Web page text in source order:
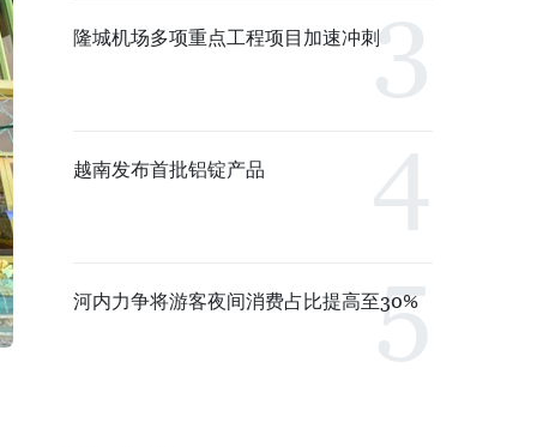
隆城机场多项重点工程项目加速冲刺
越南发布首批铝锭产品
河内力争将游客夜间消费占比提高至30%